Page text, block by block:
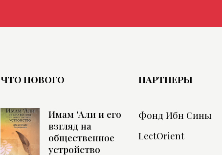
ЧТО НОВОГО
Имам 'Али и его
взгляд на
общественное
устройство
ПАРТНЕРЫ
Фонд Ибн Сины
LectOrient